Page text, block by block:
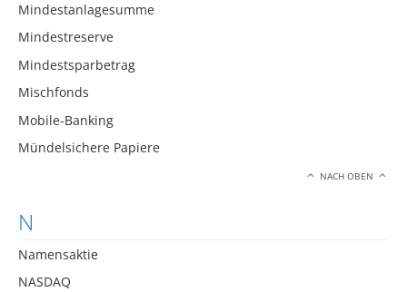
Mindestanlagesumme
Mindestreserve
Mindestsparbetrag
Mischfonds
Mobile-Banking
Mündelsichere Papiere
NACH OBEN
N
Namensaktie
NASDAQ